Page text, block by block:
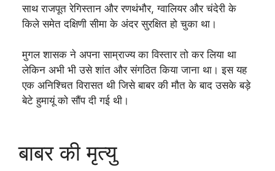
साथ राजपूत रेगिस्तान और रणथंभौर, ग्वालियर और चंदेरी के
किले समेत दक्षिणी सीमा के अंदर सुरक्षित हो चुका था।
मुगल शासक ने अपना साम्राज्य का विस्तार तो कर लिया था
लेकिन अभी भी उसे शांत और संगठित किया जाना था। इस यह
एक अनिश्चित विरासत थी जिसे बाबर की मौत के बाद उसके बड़े
बेटे हुमायूं को सौंप दी गई थी।
बाबर की मृत्यु